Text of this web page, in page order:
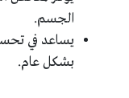
الجسم.
يساعد في
بشكل عام.